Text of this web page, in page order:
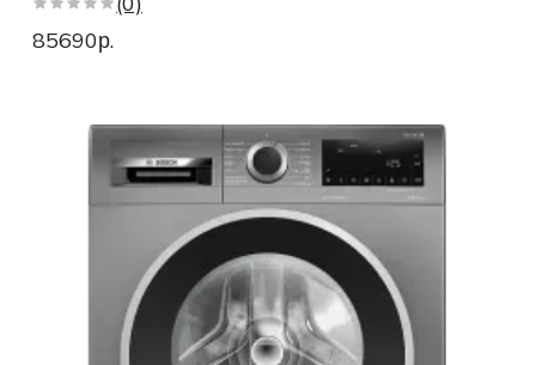
Стиральные машины автомат
Стиральные машины WLL
Стиральные машины WAN
Стиральные машины с горизонтальной загрузкой
Инвекторные стиральные машины
Узкие стиральные машины 6 serie
85690р.